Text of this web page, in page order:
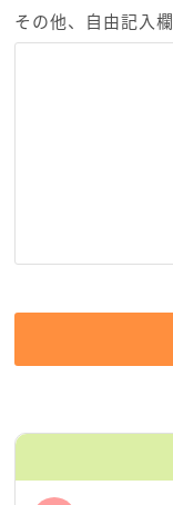
その他、自由記入欄